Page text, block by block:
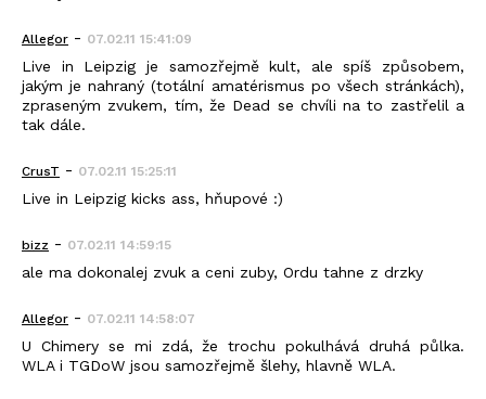
Allegor - 07.02.11 15:41:09
Live in Leipzig je samozřejmě kult, ale spíš způsobem,
jakým je nahraný (totální amatérismus po všech stránkách),
zpraseným zvukem, tím, že Dead se chvíli na to zastřelil a
tak dále.
CrusT - 07.02.11 15:25:11
Live in Leipzig kicks ass, hňupové :)
bizz - 07.02.11 14:59:15
ale ma dokonalej zvuk a ceni zuby, Ordu tahne z drzky
Allegor - 07.02.11 14:58:07
U Chimery se mi zdá, že trochu pokulhává druhá půlka.
WLA i TGDoW jsou samozřejmě šlehy, hlavně WLA.